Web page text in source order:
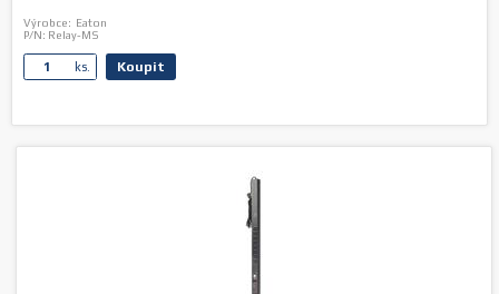
Výrobce: Eaton
P/N: Relay-MS
ks. Koupit